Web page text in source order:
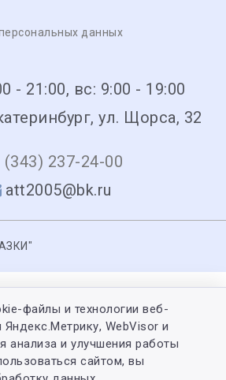
данных
- 21:00, вс: 9:00 - 19:00
ул. Щорса, 32
(343) 237-24-00
att2005@bk.ru
файлы и технологии веб-
Яндекс.Метрику, WebVisor и
анализа и улучшения работы
сайтом, вы